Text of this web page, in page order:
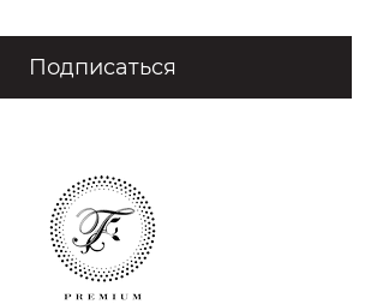
Подписаться